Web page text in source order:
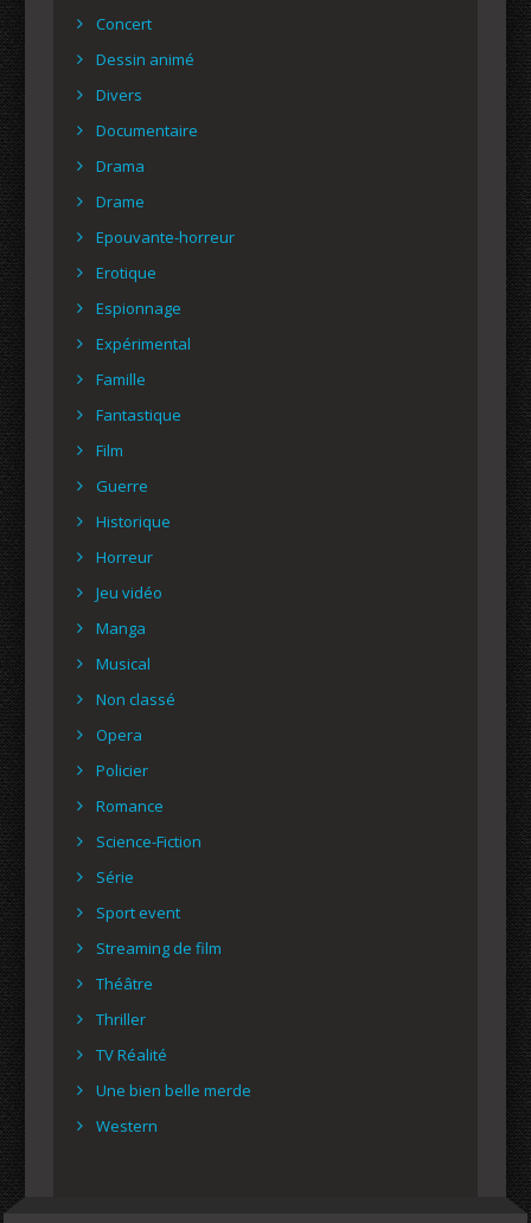
Concert
Dessin animé
Divers
Documentaire
Drama
Drame
Epouvante-horreur
Erotique
Espionnage
Expérimental
Famille
Fantastique
Film
Guerre
Historique
Horreur
Jeu vidéo
Manga
Musical
Non classé
Opera
Policier
Romance
Science-Fiction
Série
Sport event
Streaming de film
Théâtre
Thriller
TV Réalité
Une bien belle merde
Western